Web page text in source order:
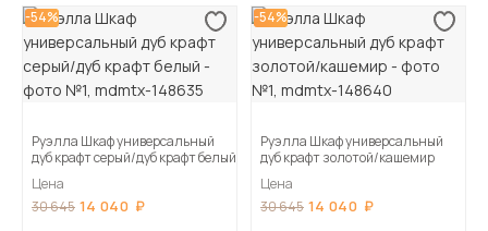
-54%
Руэлла Шкаф универсальный
дуб крафт серый/дуб крафт белый
Цена
30 645 14 040
-54%
Руэлла Шкаф универсальный
дуб крафт золотой/кашемир
Цена
30 645 14 040